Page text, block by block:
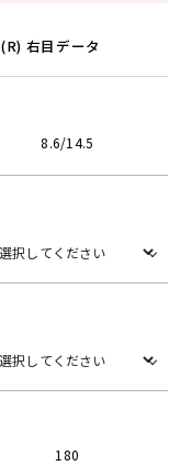
(R) 右目データ
8.6/14.5
180